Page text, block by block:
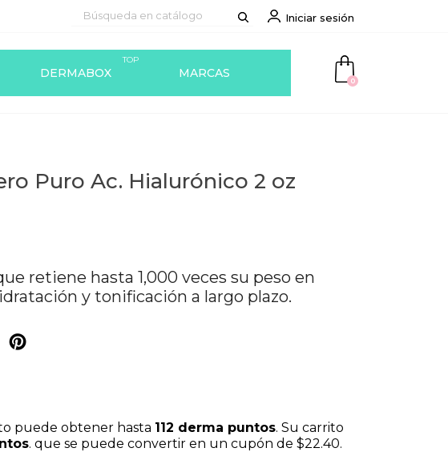
Iniciar sesión
DERMABOX
TOP
MARCAS
0
Puro Ac. Hialurónico 2 oz
retiene hasta 1,000 veces su peso en
y tonificación a largo plazo.
puede obtener hasta 112 derma puntos. Su carrito
. que se puede convertir en un cupón de $22.40.